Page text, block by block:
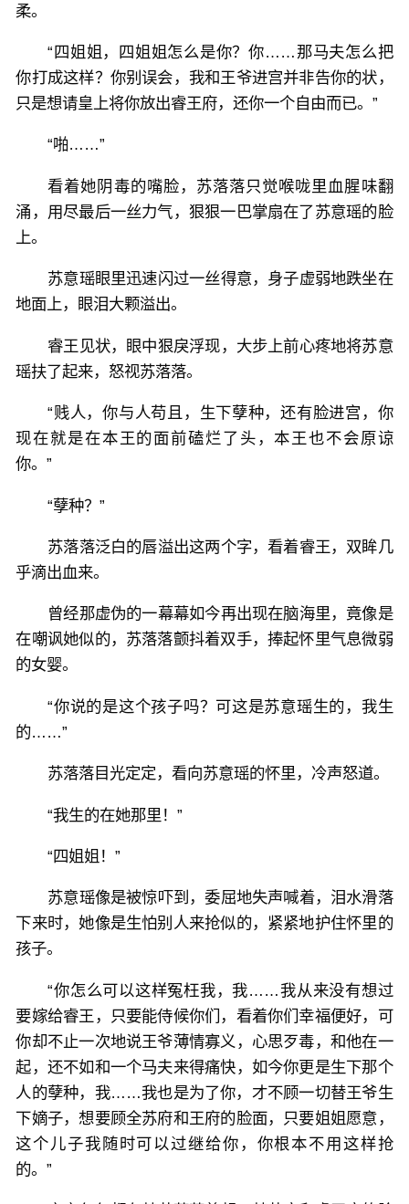
柔。
“四姐姐，四姐姐怎么是你？你……那马夫怎么把
你打成这样？你别误会，我和王爷进宫并非告你的状，
只是想请皇上将你放出睿王府，还你一个自由而已。”
“啪……”
看着她阴毒的嘴脸，苏落落只觉喉咙里血腥味翻
涌，用尽最后一丝力气，狠狠一巴掌扇在了苏意瑶的脸
上。
苏意瑶眼里迅速闪过一丝得意，身子虚弱地跌坐在
地面上，眼泪大颗溢出。
睿王见状，眼中狠戾浮现，大步上前心疼地将苏意
瑶扶了起来，怒视苏落落。
“贱人，你与人苟且，生下孽种，还有脸进宫，你
现在就是在本王的面前磕烂了头，本王也不会原谅
你。”
“孽种？”
苏落落泛白的唇溢出这两个字，看着睿王，双眸几
乎滴出血来。
曾经那虚伪的一幕幕如今再出现在脑海里，竟像是
在嘲讽她似的，苏落落颤抖着双手，捧起怀里气息微弱
的女婴。
“你说的是这个孩子吗？可这是苏意瑶生的，我生
的……”
苏落落目光定定，看向苏意瑶的怀里，冷声怒道。
“我生的在她那里！”
“四姐姐！”
苏意瑶像是被惊吓到，委屈地失声喊着，泪水滑落
下来时，她像是生怕别人来抢似的，紧紧地护住怀里的
孩子。
“你怎么可以这样冤枉我，我……我从来没有想过
要嫁给睿王，只要能侍候你们，看着你们幸福便好，可
你却不止一次地说王爷薄情寡义，心思歹毒，和他在一
起，还不如和一个马夫来得痛快，如今你更是生下那个
人的孽种，我……我也是为了你，才不顾一切替王爷生
下嫡子，想要顾全苏府和王府的脸面，只要姐姐愿意，
这个儿子我随时可以过继给你，你根本不用这样抢
的。”